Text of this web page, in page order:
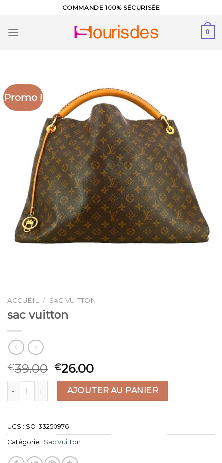
content
COMMANDE 100% SÉCURISÉE
0
Promo !
ACCUEIL / SAC VUITTON
sac vuitton
€39.00 €26.00
quantité de sac vuittonAJOUTER AU PANIER
UGS : SO-33250976
Catégorie : Sac Vuitton